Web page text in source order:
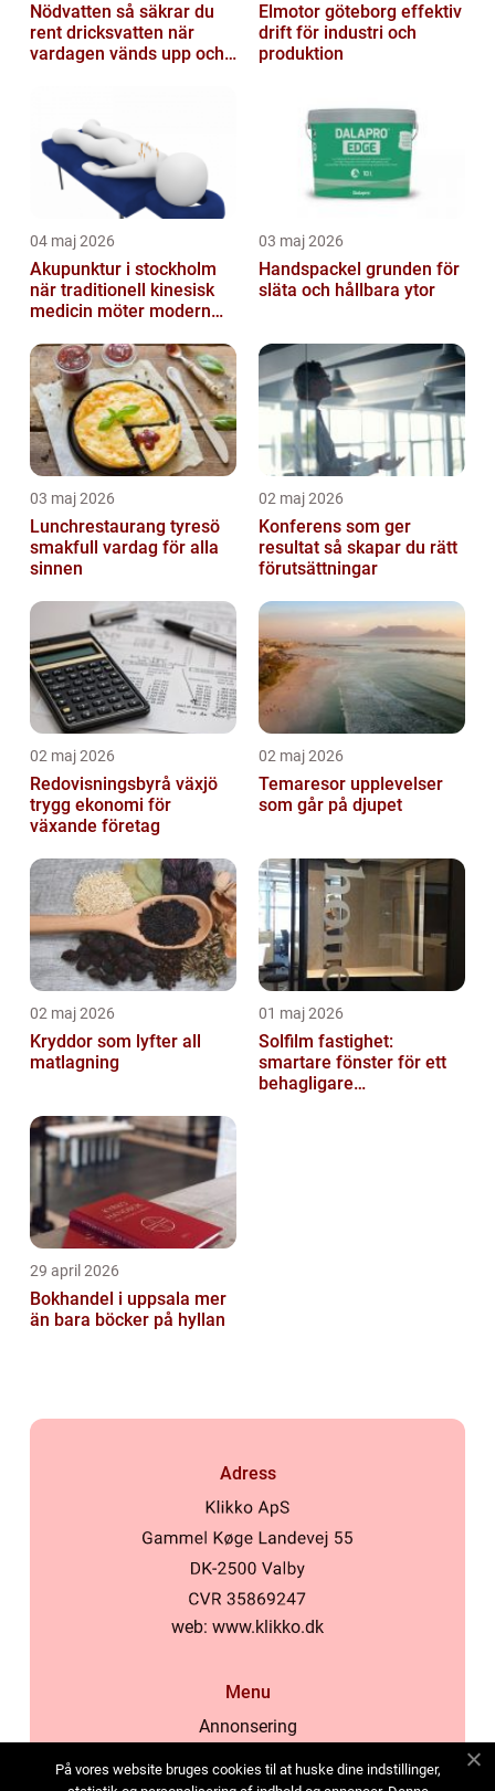
Nödvatten så säkrar du
rent dricksvatten när
vardagen vänds upp och
Elmotor göteborg effektiv
drift för industri och
produktion
04 maj 2026
Akupunktur i stockholm
när traditionell kinesisk
medicin möter modern
03 maj 2026
Handspackel grunden för
släta och hållbara ytor
03 maj 2026
Lunchrestaurang tyresö
smakfull vardag för alla
sinnen
02 maj 2026
Konferens som ger
resultat så skapar du rätt
förutsättningar
02 maj 2026
Redovisningsbyrå växjö
trygg ekonomi för
växande företag
02 maj 2026
Temaresor upplevelser
som går på djupet
02 maj 2026
Kryddor som lyfter all
matlagning
01 maj 2026
Solfilm fastighet:
smartare fönster för ett
behagligare
29 april 2026
Bokhandel i uppsala mer
än bara böcker på hyllan
Adress
web: www.klikko.dk
Menu
Annonsering
Cookies
På vores website bruges cookies til at huske dine indstillinger,